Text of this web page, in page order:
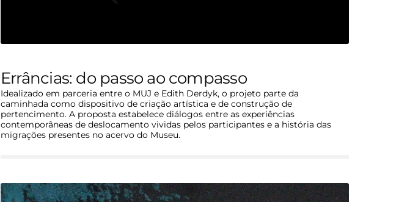
Errâncias: do passo ao compasso
Idealizado em parceria entre o MUJ e Edith Derdyk, o projeto parte da
caminhada como dispositivo de criação artística e de construção de
pertencimento. A proposta estabelece diálogos entre as experiências
contemporâneas de deslocamento vividas pelos participantes e a história das
migrações presentes no acervo do Museu.